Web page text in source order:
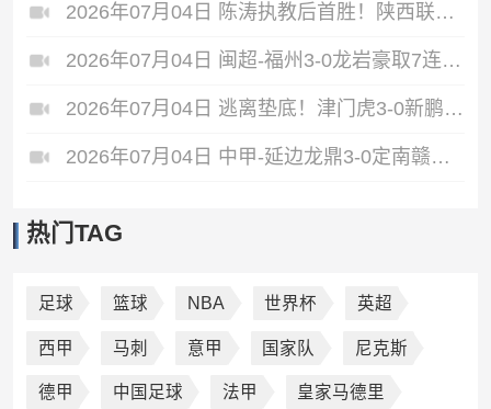
2026年07月04日 陈涛执教后首胜！陕西联合2-1无锡吴钩 伊兰杜斯特双响+绝杀
2026年07月04日 闽超-福州3-0龙岩豪取7连胜仍居第二 杨冲、黄伟杰、李宇豪破门
2026年07月04日 逃离垫底！津门虎3-0新鹏城 津门虎补时连入2球 积分平三镇升第15
2026年07月04日 中甲-延边龙鼎3-0定南赣联 朴世豪、福布斯破门乔瓦尼造点+点射
热门TAG
足球 篮球 NBA 世界杯 英超
西甲 马刺 意甲 国家队 尼克斯
德甲 中国足球 法甲 皇家马德里